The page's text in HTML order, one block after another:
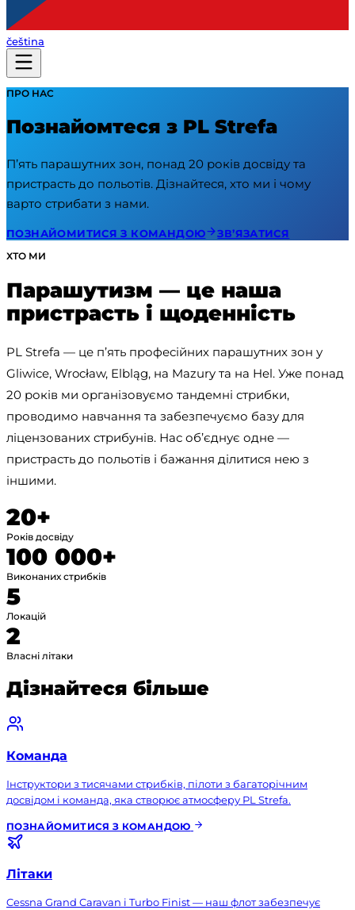
čeština
ПРО НАС
Познайомтеся з PL Strefa
П’ять парашутних зон, понад 20 років досвіду та
пристрасть до польотів. Дізнайтеся, хто ми і чому
варто стрибати з нами.
ПОЗНАЙОМИТИСЯ З КОМАНДОЮ ЗВ’ЯЗАТИСЯ
ХТО МИ
Парашутизм — це наша
пристрасть і щоденність
PL Strefa — це п’ять професійних парашутних зон у
Gliwice, Wrocław, Elbląg, на Mazury та на Hel. Уже понад
20 років ми організовуємо тандемні стрибки,
проводимо навчання та забезпечуємо базу для
ліцензованих стрибунів. Нас об’єднує одне —
пристрасть до польотів і бажання ділитися нею з
іншими.
20+
Років досвіду
100 000+
Виконаних стрибків
5
Локацій
2
Власні літаки
Дізнайтеся більше
Команда
Інструктори з тисячами стрибків, пілоти з багаторічним
досвідом і команда, яка створює атмосферу PL Strefa.
ПОЗНАЙОМИТИСЯ З КОМАНДОЮ
Літаки
Cessna Grand Caravan і Turbo Finist — наш флот забезпечує